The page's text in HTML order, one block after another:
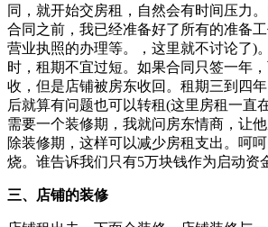
同，就开始交房租，自然会有时间压力
合同之前，我已经准备好了所有的准备
营业执照的办理等。，这里就不讨论了)
时，租期不宜过短。如果合同只签一年
收，但是店铺被房东收回。租期三到四
后就算有问题也可以转租(这里房租一直
需要一个装修期，我就问房东情商，让
除装修期，这样可以减少房租支出。呵
烧。谁告诉我们只有5万块钱作为启动资
三、店铺的装修